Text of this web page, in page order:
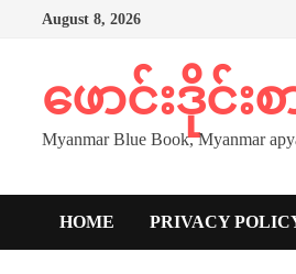
August 8, 2026
ဖောင်းဒိုင်
Myanmar Blue Book, Myanmar
HOME PRIVACY